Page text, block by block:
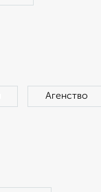
Агенство